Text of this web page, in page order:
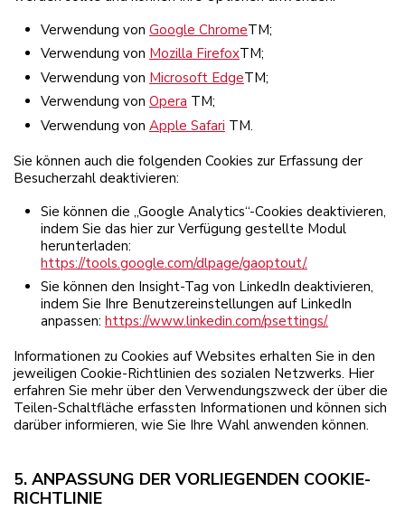
Verwendung von Google ChromeTM;
Verwendung von Mozilla FirefoxTM;
Verwendung von Microsoft EdgeTM;
Verwendung von Opera TM;
Verwendung von Apple Safari TM.
Sie können auch die folgenden Cookies zur Erfassung der
Besucherzahl deaktivieren:
Sie können die „Google Analytics“-Cookies deaktivieren,
indem Sie das hier zur Verfügung gestellte Modul
herunterladen:
https://tools.google.com/dlpage/gaoptout/.
Sie können den Insight-Tag von LinkedIn deaktivieren,
indem Sie Ihre Benutzereinstellungen auf LinkedIn
anpassen: https://www.linkedin.com/psettings/.
Informationen zu Cookies auf Websites erhalten Sie in den
jeweiligen Cookie-Richtlinien des sozialen Netzwerks. Hier
erfahren Sie mehr über den Verwendungszweck der über die
Teilen-Schaltfläche erfassten Informationen und können sich
darüber informieren, wie Sie Ihre Wahl anwenden können.
5. ANPASSUNG DER VORLIEGENDEN COOKIE-
RICHTLINIE